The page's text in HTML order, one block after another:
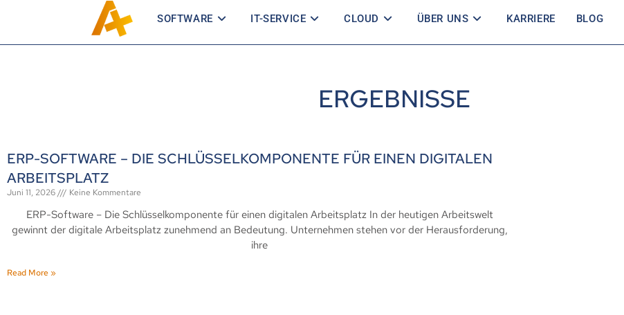
SOFTWARE IT-SERVICE CLOUD ÜBER UNS KARRIERE BLOG
ERGEBNISSE
ERP-SOFTWARE – DIE SCHLÜSSELKOMPONENTE FÜR EINEN DIGITALEN
ARBEITSPLATZ
Juni 11, 2026 Keine Kommentare
ERP-Software – Die Schlüsselkomponente für einen digitalen Arbeitsplatz In der heutigen Arbeitswelt
gewinnt der digitale Arbeitsplatz zunehmend an Bedeutung. Unternehmen stehen vor der Herausforderung,
ihre
Read More »